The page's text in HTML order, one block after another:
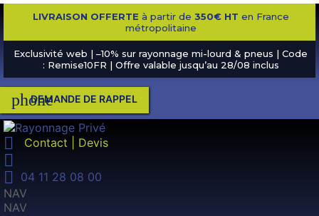
LIVRAISON OFFERTE à partir de 350€ HT en France
métropolitaine
Exclusivité web | –10% sur rayonnage mi-lourd & pneus | Code
: Remise10FR | Offre valable jusqu’au 28/08 inclus
phone
DEMANDE DE RAPPEL
 Contact | Devis


04 11 28 08 00
NAV
NAV